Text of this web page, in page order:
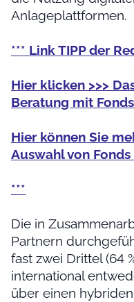
Anlageplattformen.
*** Link TIPP der
Hier klicken >>>
Beratung mit
Hier können Sie
Auswahl von
***
Die in
Partnern
fast zwei Drittel (64
international
über einen